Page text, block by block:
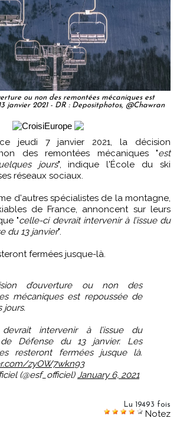
ou non des remontées mécaniques est
janvier 2021 - DR : Depositphotos, @Chawran
des remontées mécaniques "est
jours", indique l'École du ski
réseaux sociaux.
d'autres spécialistes de la montagne,
de France, annoncent sur leurs
"celle-ci devrait intervenir à l’issue du
du 13 janvier".
fermées jusque-là.
mécaniques est repoussée de
jours.
devrait intervenir à l’issue du
Défense du 13 janvier. Les
resteront fermées jusque là.
zyOW7wkn93
(@esf_officiel) January 6, 2021
Lu 19493 fois
Notez